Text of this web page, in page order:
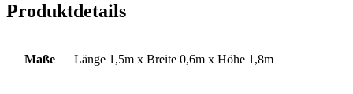
Produktdetails
Maße Länge 1,5m x Breite 0,6m x Höhe 1,8m